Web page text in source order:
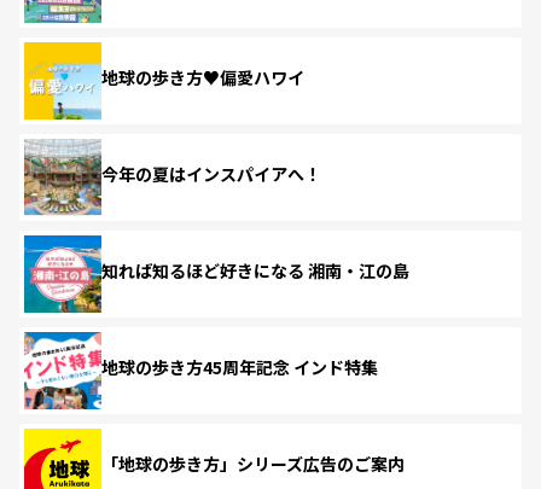
地球の歩き方♥偏愛ハワイ
今年の夏はインスパイアへ！
知れば知るほど好きになる 湘南・江の島
地球の歩き方45周年記念 インド特集
「地球の歩き方」シリーズ広告のご案内